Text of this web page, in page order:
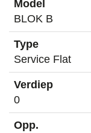
BLOK B
Service Flat
0